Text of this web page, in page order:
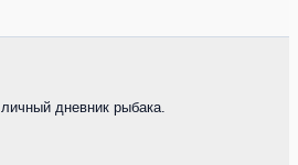
дневник рыбака.